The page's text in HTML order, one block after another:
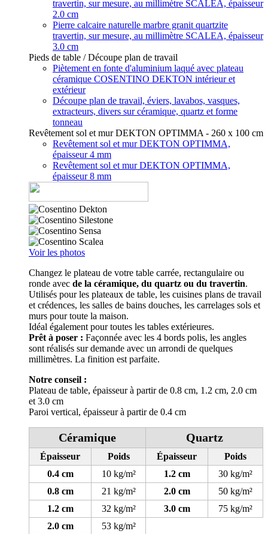
travertin, sur mesure, au millimètre SCALEA, épaisseur
2.0 cm
Pierre calcaire naturelle marbre granit quartzite
travertin, sur mesure, au millimètre SCALEA, épaisseur
3.0 cm
Pieds de table / Découpe plan de travail
Piètement en fonte d'aluminium laqué avec plateau
céramique COSENTINO DEKTON intérieur et
extérieur
Découpe plan de travail, éviers, lavabos, vasques,
extracteurs, divers sur céramique, quartz et forme
tonneau
Revêtement sol et mur DEKTON OPTIMMA - 260 x 100 cm
Revêtement sol et mur DEKTON OPTIMMA,
épaisseur 4 mm
Revêtement sol et mur DEKTON OPTIMMA,
épaisseur 8 mm
Voir les photos
Changez le plateau de votre table carrée, rectangulaire ou
ronde avec de la céramique, du quartz ou du travertin.
Utilisés pour les plateaux de table, les cuisines plans de travail
et crédences, les salles de bains douches, les carrelages sols et
murs pour toute la maison.
Idéal également pour toutes les tables extérieures.
Prêt à poser : Façonnée avec les 4 bords polis, les angles
sont réalisés sur demande avec un arrondi de quelques
millimètres. La finition est parfaite.
Notre conseil :
Plateau de table, épaisseur à partir de 0.8 cm, 1.2 cm, 2.0 cm
et 3.0 cm
Paroi vertical, épaisseur à partir de 0.4 cm
Céramique Quartz
Épaisseur Poids Épaisseur
Poids
0.4 cm
10 kg/m² 1.2 cm
30 kg/m²
0.8 cm
21 kg/m² 2.0 cm
50 kg/m²
1.2 cm
32 kg/m² 3.0 cm
75 kg/m²
2.0 cm
53 kg/m²